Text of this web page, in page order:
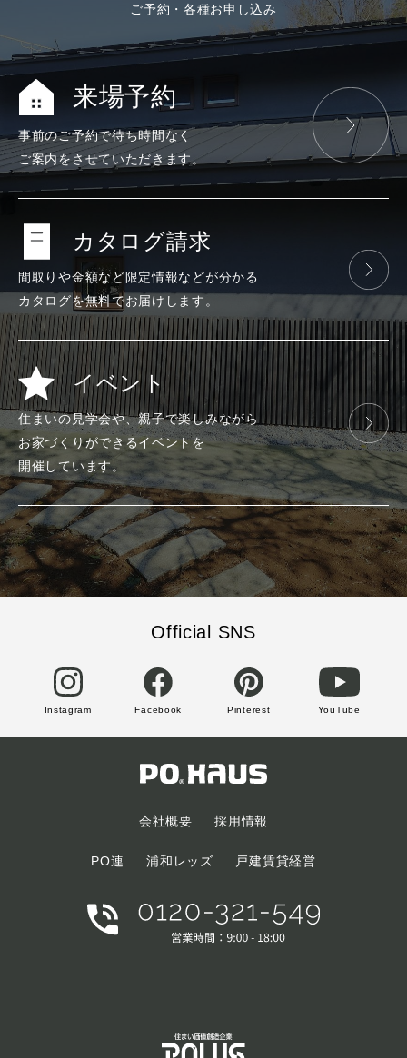
ご予約・各種お申し込み
来場予約
事前のご予約で待ち時間なく
ご案内をさせていただきます。
カタログ請求
間取りや金額など限定情報などが分かる
カタログを無料でお届けします。
イベント
住まいの見学会や、親子で楽しみながら
お家づくりができるイベントを
開催しています。
Official SNS
Instagram Facebook Pinterest YouTube
会社概要 採用情報
PO連 浦和レッズ 戸建賃貸経営